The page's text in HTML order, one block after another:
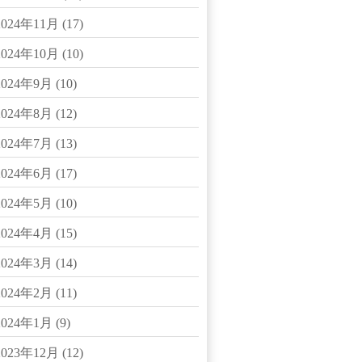
年11月 (17)
年10月 (10)
年9月 (10)
年8月 (12)
年7月 (13)
年6月 (17)
年5月 (10)
年4月 (15)
年3月 (14)
年2月 (11)
年1月 (9)
年12月 (12)